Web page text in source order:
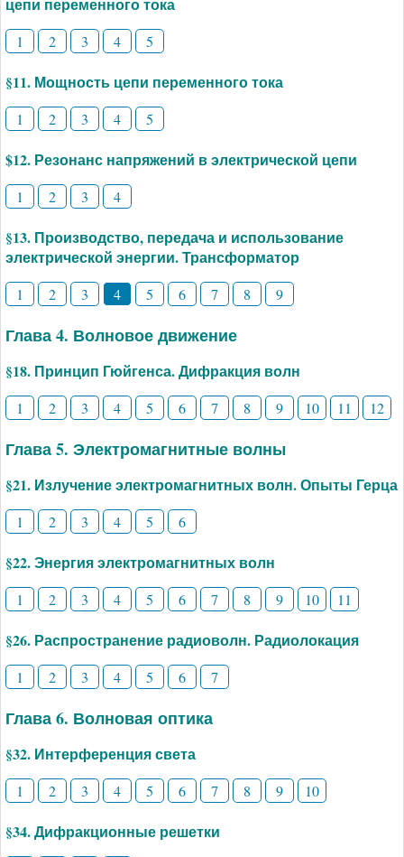
цепи переменного тока
1 2 3 4 5
§11. Мощность цепи переменного тока
1 2 3 4 5
$12. Резонанс напряжений в электрической цепи
1 2 3 4
§13. Производство, передача и использование
электрической энергии. Трансформатор
1 2 3 4 5 6 7 8 9
Глава 4. Волновое движение
§18. Принцип Гюйгенса. Дифракция волн
1 2 3 4 5 6 7 8 9 10 11 12
Глава 5. Электромагнитные волны
§21. Излучение электромагнитных волн. Опыты Герца
1 2 3 4 5 6
§22. Энергия электромагнитных волн
1 2 3 4 5 6 7 8 9 10 11
§26. Распространение радиоволн. Радиолокация
1 2 3 4 5 6 7
Глава 6. Волновая оптика
§32. Интерференция света
1 2 3 4 5 6 7 8 9 10
§34. Дифракционные решетки